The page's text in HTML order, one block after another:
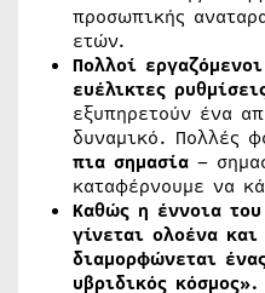
προσωπικής
ετών.
Πολλοί
ευέλικτες
εξυπηρετούν ένα
δυναμικό. Πολλές
πια σημασία –
καταφέρνουμε να
Καθώς η έννοια
γίνεται ολοένα
διαμορφώνεται
υβριδικός κόσμος».